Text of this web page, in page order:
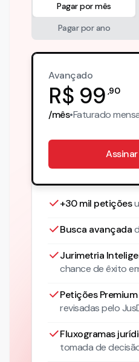
Pagar por mês
Pagar por ano
Avançado
R$ 99 ,90
/mês•Faturado
+30 mil petições
Busca avançada
Jurimetria
chance de êxito
Petições Premium
revisadas pelo
Fluxogramas
tomada de